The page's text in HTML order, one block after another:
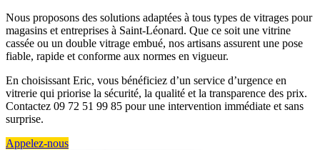
Nous proposons des solutions adaptées à tous types de vitrages pour
magasins et entreprises à Saint-Léonard. Que ce soit une vitrine
cassée ou un double vitrage embué, nos artisans assurent une pose
fiable, rapide et conforme aux normes en vigueur.
En choisissant Eric, vous bénéficiez d’un service d’urgence en
vitrerie qui priorise la sécurité, la qualité et la transparence des prix.
Contactez 09 72 51 99 85 pour une intervention immédiate et sans
surprise.
Appelez-nous